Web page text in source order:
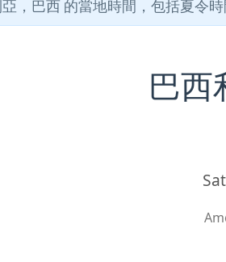
，巴西 的當地時間，包括夏令
巴西